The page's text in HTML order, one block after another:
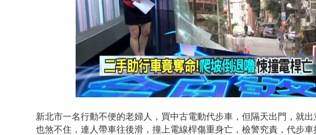
Unmute Loaded:
50.94%
新北市一名行動不便的老婦人，買中古電動代步車，但隔天出門，就出
也煞不住，連人帶車往後滑，撞上電線桿傷重身亡，檢警究責，代步